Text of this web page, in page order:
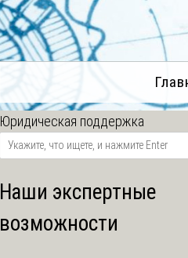
Юридическая поддержка
Наши экспертные
возможности